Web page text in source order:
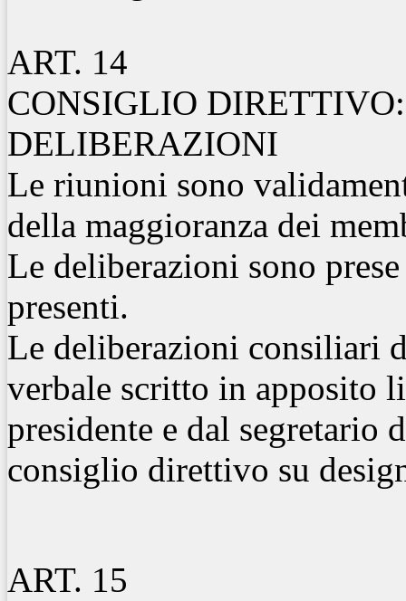
ART. 14
CONSIGLIO
DELIBERAZIONI
Le riunioni sono
della maggioranza dei
Le deliberazioni sono
presenti.
Le deliberazioni consiliari
verbale scritto in apposito
presidente e dal segretario
consiglio direttivo su
ART. 15